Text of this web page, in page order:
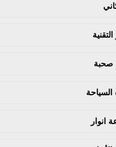
صحبة
انوار